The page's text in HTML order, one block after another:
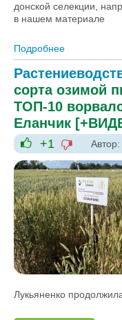
донской селекции,
в нашем материале
Подробнее
– о том, для
[+ВИДЕО]
сорта озимой
ТОП-10
Еланчик
+1
+1
-1
Автор:
Лукьяненко